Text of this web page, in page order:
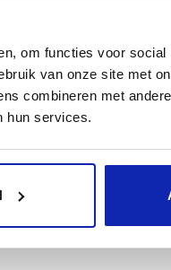
om functies voor
van onze site met
combineren met
hun services.